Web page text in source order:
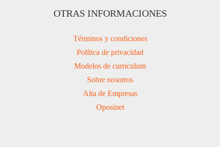
OTRAS INFORMACIONES
Términos y condiciones
Política de privacidad
Modelos de curriculum
Sobre nosotros
Alta de Empresas
Oposinet